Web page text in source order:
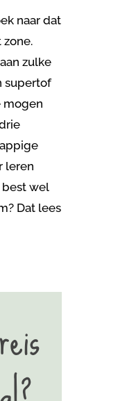
naar dat
zulke
supertof
mogen
leren
best wel
Dat lees